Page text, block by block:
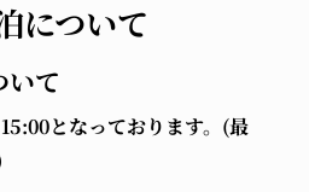
について
いて
となっております。(最